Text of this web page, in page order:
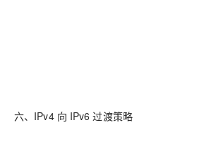
六、IPv4 向 IPv6 过渡策略